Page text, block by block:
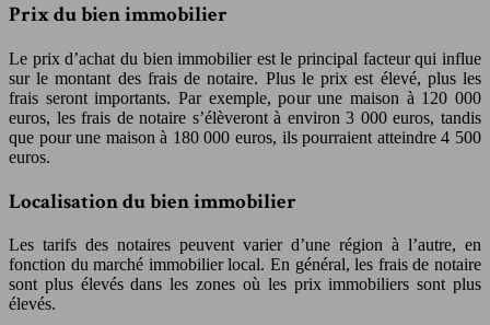
Prix du bien immobilier
Le prix d’achat du bien immobilier est le principal facteur qui influe
sur le montant des frais de notaire. Plus le prix est élevé, plus les
frais seront importants. Par exemple, pour une maison à 120 000
euros, les frais de notaire s’élèveront à environ 3 000 euros, tandis
que pour une maison à 180 000 euros, ils pourraient atteindre 4 500
euros.
Localisation du bien immobilier
Les tarifs des notaires peuvent varier d’une région à l’autre, en
fonction du marché immobilier local. En général, les frais de notaire
sont plus élevés dans les zones où les prix immobiliers sont plus
élevés.